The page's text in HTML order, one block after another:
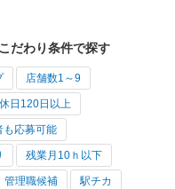
だわり条件で探す
店舗数1～9
日120日以上
も応募可能
残業月10ｈ以下
管理職候補 駅チカ